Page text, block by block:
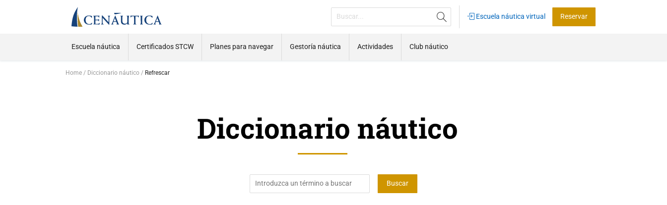
Escuela náutica virtual Reservar
Escuela náutica Certificados STCW Planes para navegar Gestoría náutica Actividades Club náutico
Home Diccionario náutico Refrescar
Diccionario náutico